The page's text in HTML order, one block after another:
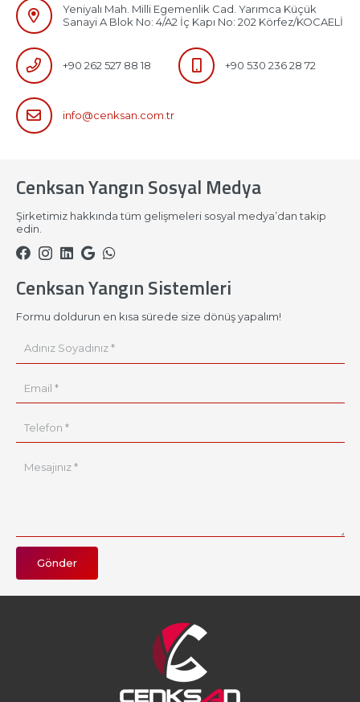
Yeniyalı Mah. Milli Egemenlik Cad. Yarımca Küçük
Sanayi A Blok No: 4/A2 İç Kapı No: 202 Körfez/KOCAELİ
+90 262 527 88 18 +90 530 236 28 72
info@cenksan.com.tr
Cenksan Yangın Sosyal Medya
Şirketimiz hakkında tüm gelişmeleri sosyal medya’dan takip
edin.
Cenksan Yangın Sistemleri
Formu doldurun en kısa sürede size dönüş yapalım!
Gönder